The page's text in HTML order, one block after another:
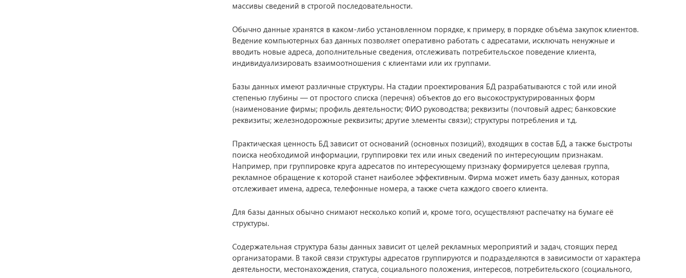
массивы сведений в строгой последовательности.
Обычно данные хранятся в каком-либо установленном порядке, к примеру, в порядке объёма закупок клиентов.
Ведение компьютерных баз данных позволяет оперативно работать с адресатами, исключать ненужные и
вводить новые адреса, дополнительные сведения, отслеживать потребительское поведение клиента,
индивидуализировать взаимоотношения с клиентами или их группами.
Базы данных имеют различные структуры. На стадии проектирования БД разрабатываются с той или иной
степенью глубины — от простого списка (перечня) объектов до его высокоструктурированных форм
(наименование фирмы; профиль деятельности; ФИО руководства; реквизиты (почтовый адрес; банковские
реквизиты; железнодорожные реквизиты; другие элементы связи); структуры потребления и т.д.
Практическая ценность БД зависит от оснований (основных позиций), входящих в состав БД, а также быстроты
поиска необходимой информации, группировки тех или иных сведений по интересующим признакам.
Например, при группировке круга адресатов по интересующему признаку формируется целевая группа,
рекламное обращение к которой станет наиболее эффективным. Фирма может иметь базу данных, которая
отслеживает имена, адреса, телефонные номера, а также счета каждого своего клиента.
Для базы данных обычно снимают несколько копий и, кроме того, осуществляют распечатку на бумаге её
структуры.
Содержательная структура базы данных зависит от целей рекламных мероприятий и задач, стоящих перед
организаторами. В такой связи структуры адресатов группируются и подразделяются в зависимости от характера
деятельности, местонахождения, статуса, социального положения, интересов, потребительского (социального,